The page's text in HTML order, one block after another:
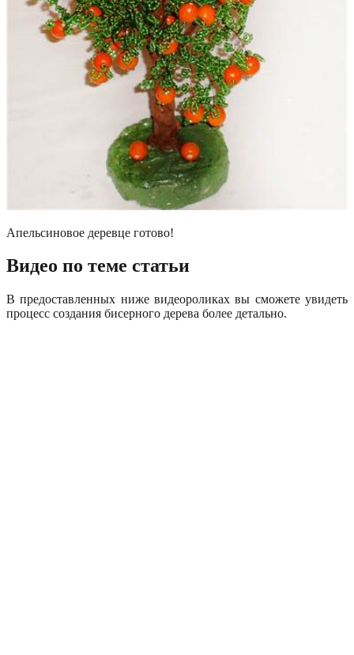
Апельсиновое деревце готово!
Видео по теме статьи
В предоставленных ниже видеороликах вы сможете увидеть
процесс создания бисерного дерева более детально.